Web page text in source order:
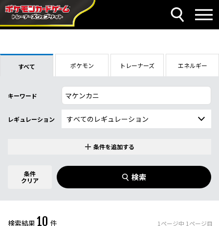
すべて ポケモン トレーナーズ エネルギー
キーワード
レギュレーション
商品名
イラストレーター
条件を追加する
条件
クリア
検索
検索結果 10 件 1 ページ中 1 ページ目